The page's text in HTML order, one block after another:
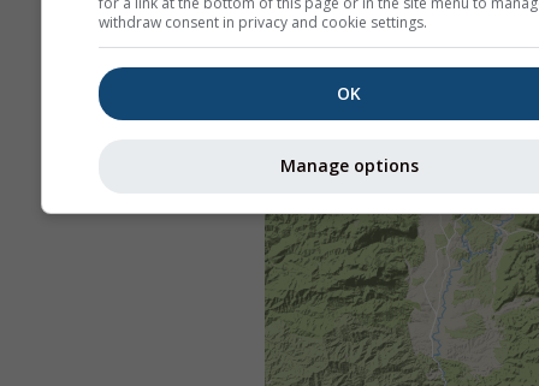
withdraw consent in privacy and cookie settings.
OK
Manage options